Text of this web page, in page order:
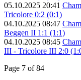
05.10.2025 20:41
Tricolore 0:2 (0:1)
04.10.2025 08:47
Beggen II 1:1 (1:1)
04.10.2025 08:45
III - Tricolore III 2:0
Page 7 of 84